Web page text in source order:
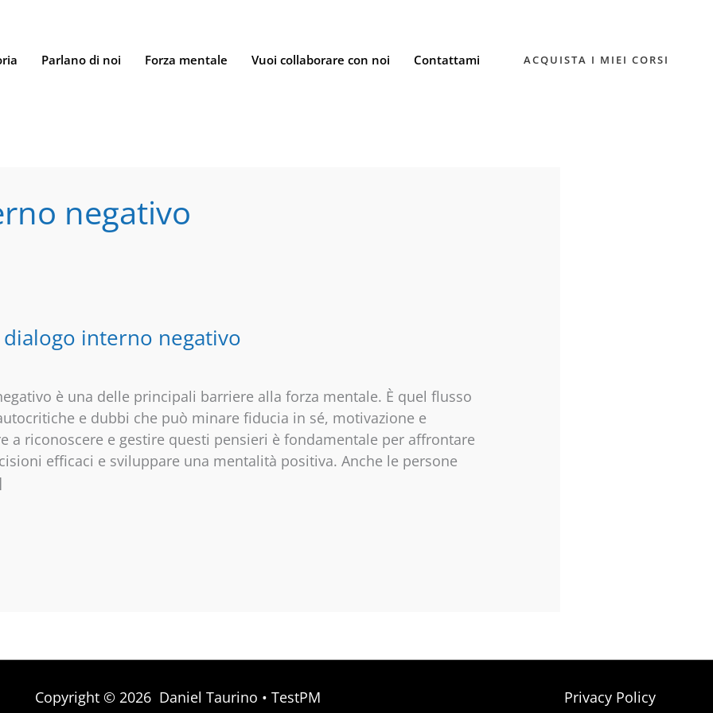
Parlano di noi Forza mentale Vuoi collaborare con noi Contattami ACQUISTA I MIEI CORSI
negativo
interno negativo
è una delle principali barriere alla forza mentale. È quel flusso
e dubbi che può minare fiducia in sé, motivazione e
a riconoscere e gestire questi pensieri è fondamentale per affrontare
efficaci e sviluppare una mentalità positiva. Anche le persone
Copyright © 2026 Daniel Taurino •TestPM
Privacy Policy